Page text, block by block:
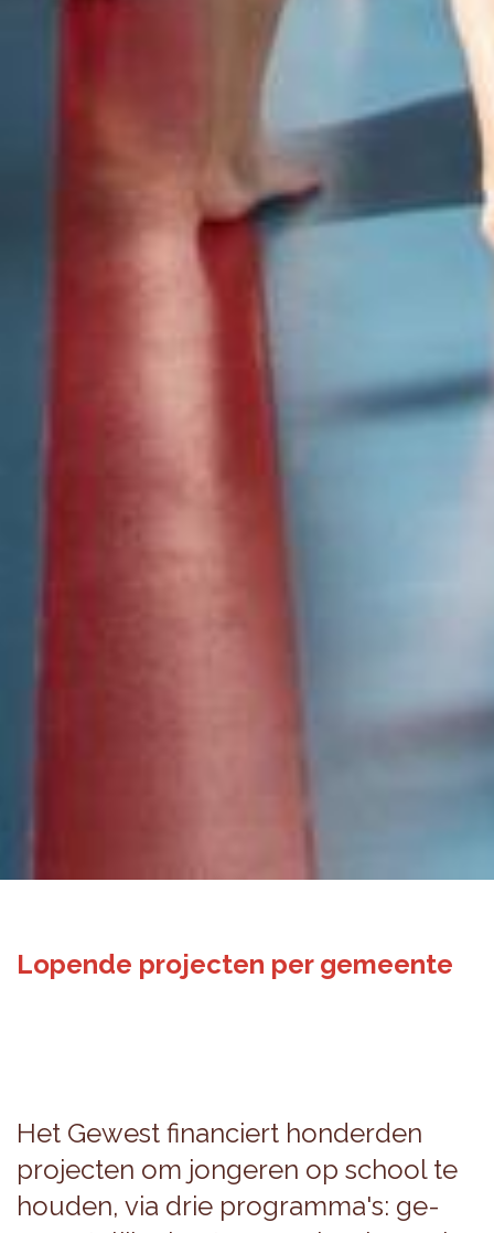
Lopende projecten per gemeente
Het Ge­west fi­nan­ciert hon­der­den
pro­jec­ten om jon­ge­ren op school te
hou­den, via drie pro­gram­ma's: ge­